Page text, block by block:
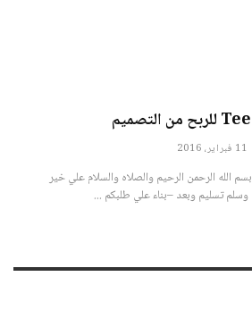
11 فبراير، 2016
الله الرحمن الرحيم والصلاه والسلام علي خير
تسليم وبعد –بناء علي طلبكم ...